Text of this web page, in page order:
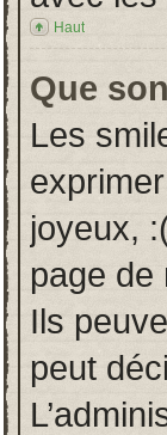
Haut
Que
Les
joyeux,
page de
Ils
peut